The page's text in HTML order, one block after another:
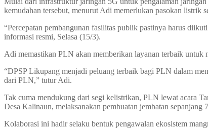
kemudahan tersebut, menurut Adi memerlukan pasokan listrik
“Percepatan pembangunan fasilitas publik pastinya harus
informasi resmi, Selasa (15/3).
Adi memastikan PLN akan memberikan layanan terbaik
“DPSP Likupang menjadi peluang terbaik bagi PLN dalam
dari PLN,” tutur Adi.
Tak cuma mendukung dari segi kelistrikan, PLN lewat acara
Desa Kalinaun, melaksanakan pembuatan jembatan
Kolaborasi ini hadir selaku bentuk pengawalan ekosistem